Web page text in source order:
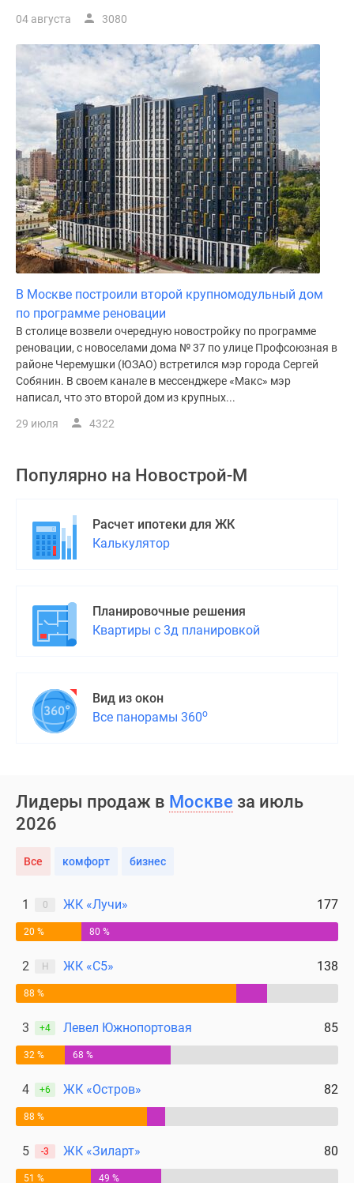
04 августа 3080
В Москве построили второй крупномодульный дом
по программе реновации
В столице возвели очередную новостройку по программе
реновации, с новоселами дома № 37 по улице Профсоюзная в
районе Черемушки (ЮЗАО) встретился мэр города Сергей
Собянин. В своем канале в мессенджере «Макс» мэр
написал, что это второй дом из крупных...
29 июля 4322
Популярно на Новострой-М
Расчет ипотеки для ЖК
Калькулятор
Планировочные решения
Квартиры с 3д планировкой
Вид из окон
Все панорамы 360о
Лидеры продаж в Москве за июль
2026
Все комфорт бизнес
1 0 ЖК «Лучи» 177
20 % 80 %
2 Н ЖК «С5» 138
88 %
3 +4 Левел Южнопортовая 85
32 % 68 %
4 +6 ЖК «Остров» 82
88 %
5 -3 ЖК «Зиларт» 80
51 % 49 %